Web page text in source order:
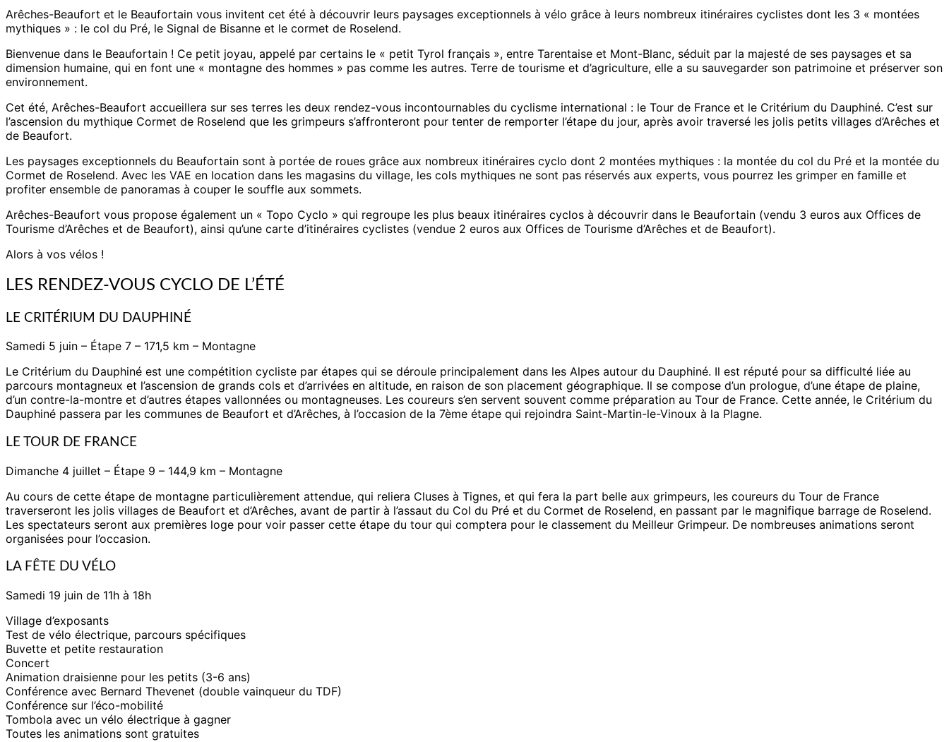
itinéraires
incontournables
en
Savoie
Arêches-Beaufort et le Beaufortain vous invitent cet été à découvrir leurs paysages exceptionnels à vélo grâce à leurs nombreux itinéraires cyclistes dont les 3 « montées
mythiques » : le col du Pré, le Signal de Bisanne et le cormet de Roselend.
Bienvenue dans le Beaufortain ! Ce petit joyau, appelé par certains le « petit Tyrol français », entre Tarentaise et Mont-Blanc, séduit par la majesté de ses paysages et sa
dimension humaine, qui en font une « montagne des hommes » pas comme les autres. Terre de tourisme et d’agriculture, elle a su sauvegarder son patrimoine et préserver son
environnement.
Cet été, Arêches-Beaufort accueillera sur ses terres les deux rendez-vous incontournables du cyclisme international : le Tour de France et le Critérium du Dauphiné. C’est sur
l’ascension du mythique Cormet de Roselend que les grimpeurs s’affronteront pour tenter de remporter l’étape du jour, après avoir traversé les jolis petits villages d’Arêches et
de Beaufort.
Les paysages exceptionnels du Beaufortain sont à portée de roues grâce aux nombreux itinéraires cyclo dont 2 montées mythiques : la montée du col du Pré et la montée du
Cormet de Roselend. Avec les VAE en location dans les magasins du village, les cols mythiques ne sont pas réservés aux experts, vous pourrez les grimper en famille et
profiter ensemble de panoramas à couper le souffle aux sommets.
Arêches-Beaufort vous propose également un « Topo Cyclo » qui regroupe les plus beaux itinéraires cyclos à découvrir dans le Beaufortain (vendu 3 euros aux Offices de
Tourisme d’Arêches et de Beaufort), ainsi qu’une carte d’itinéraires cyclistes (vendue 2 euros aux Offices de Tourisme d’Arêches et de Beaufort).
Alors à vos vélos !
LES RENDEZ-VOUS CYCLO DE L’ÉTÉ
LE CRITÉRIUM DU DAUPHINÉ
Samedi 5 juin – Étape 7 – 171,5 km – Montagne
Le Critérium du Dauphiné est une compétition cycliste par étapes qui se déroule principalement dans les Alpes autour du Dauphiné. Il est réputé pour sa difficulté liée au
parcours montagneux et l’ascension de grands cols et d’arrivées en altitude, en raison de son placement géographique. Il se compose d’un prologue, d’une étape de plaine,
d’un contre-la-montre et d’autres étapes vallonnées ou montagneuses. Les coureurs s’en servent souvent comme préparation au Tour de France. Cette année, le Critérium du
Dauphiné passera par les communes de Beaufort et d’Arêches, à l’occasion de la 7ème étape qui rejoindra Saint-Martin-le-Vinoux à la Plagne.
LE TOUR DE FRANCE
Dimanche 4 juillet – Étape 9 – 144,9 km – Montagne
Au cours de cette étape de montagne particulièrement attendue, qui reliera Cluses à Tignes, et qui fera la part belle aux grimpeurs, les coureurs du Tour de France
traverseront les jolis villages de Beaufort et d’Arêches, avant de partir à l’assaut du Col du Pré et du Cormet de Roselend, en passant par le magnifique barrage de Roselend.
Les spectateurs seront aux premières loge pour voir passer cette étape du tour qui comptera pour le classement du Meilleur Grimpeur. De nombreuses animations seront
organisées pour l’occasion.
LA FÊTE DU VÉLO
Samedi 19 juin de 11h à 18h
Village d’exposants
Test de vélo électrique, parcours spécifiques
Buvette et petite restauration
Concert
Animation draisienne pour les petits (3-6 ans)
Conférence avec Bernard Thevenet (double vainqueur du TDF)
Conférence sur l’éco-mobilité
Tombola avec un vélo électrique à gagner
Toutes les animations sont gratuites